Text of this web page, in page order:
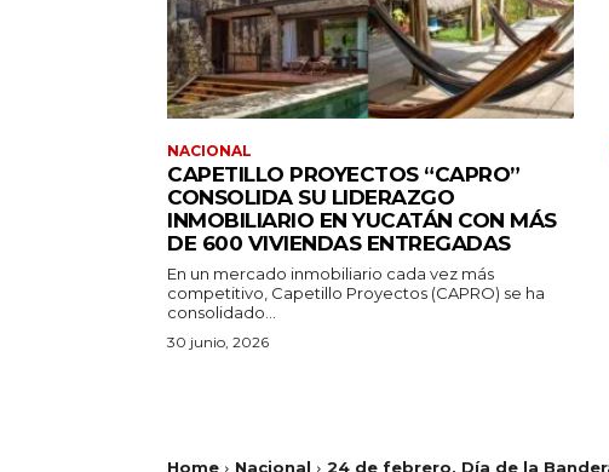
NACIONAL
CAPETILLO PROYECTOS “CAPRO”
CONSOLIDA SU LIDERAZGO
INMOBILIARIO EN YUCATÁN CON MÁS
DE 600 VIVIENDAS ENTREGADAS
En un mercado inmobiliario cada vez más
competitivo, Capetillo Proyectos (CAPRO) se ha
consolidado...
30 junio, 2026